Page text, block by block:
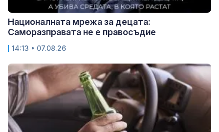
Националната мрежа за децата:
Саморазправата не е правосъдие
14:13 • 07.08.26